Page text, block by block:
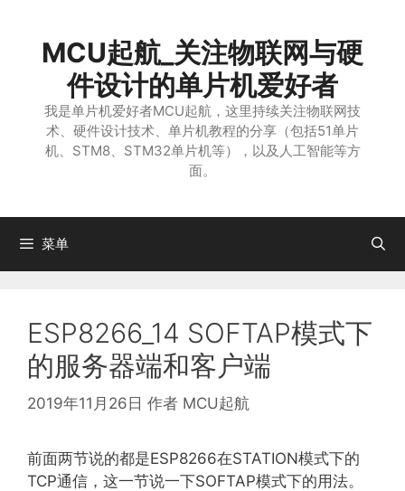
MCU起航_关注物联网与硬
件设计的单片机爱好者
我是单片机爱好者MCU起航，这里持续关注物联网技
术、硬件设计技术、单片机教程的分享（包括51单片
机、STM8、STM32单片机等），以及人工智能等方
面。
菜单
ESP8266_14 SOFTAP模式下
的服务器端和客户端
2019年11月26日 作者 MCU起航
前面两节说的都是ESP8266在STATION模式下的
TCP通信，这一节说一下SOFTAP模式下的用法。